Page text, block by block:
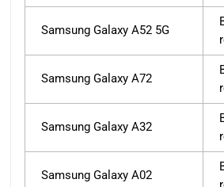
Samsung Galaxy A52 5G
Samsung Galaxy A72
Samsung Galaxy A32
Samsung Galaxy A02